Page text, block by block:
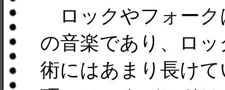
ロックやフォーク
の音楽であり、ロ
術にはあまり長け